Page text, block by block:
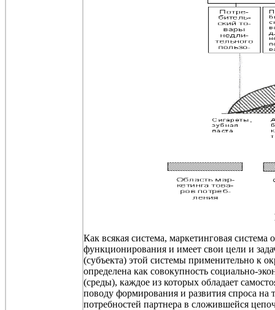
Как всякая система, маркетинговая
функционирования и имеет свои цели и
(субъекта) этой системы применительно к
определена как совокупность социально-
(среды), каждое из которых обладает
поводу формирования и развития спроса
потребностей партнера в сложившейся